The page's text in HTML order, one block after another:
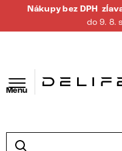
Nákupy bez DPH
do 9. 8.
Menu